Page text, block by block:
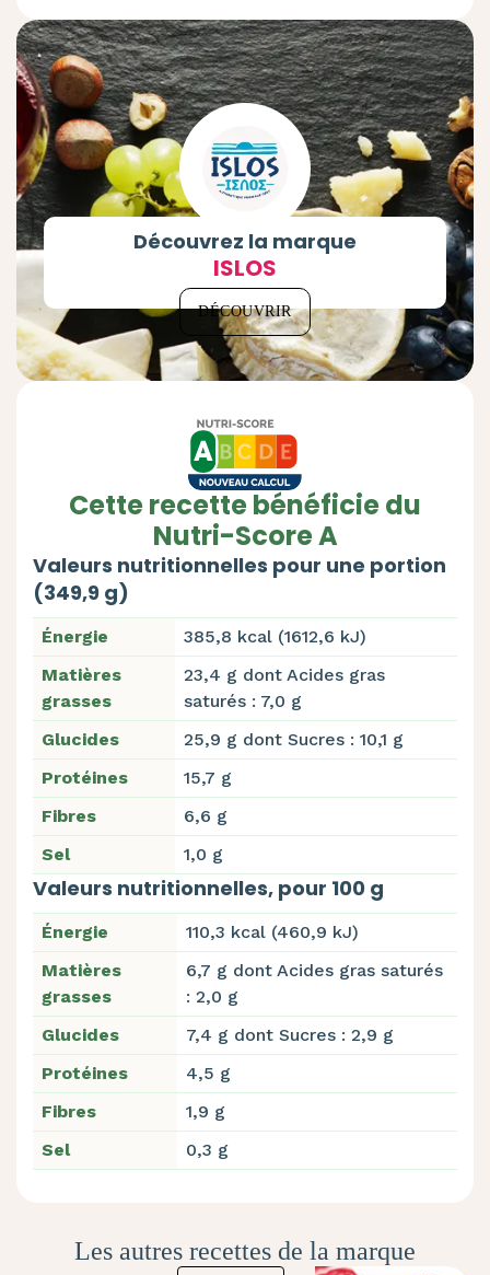
Découvrez la marque
ISLOS
DÉCOUVRIR
Cette recette bénéficie du
Nutri-Score A
Valeurs nutritionnelles pour une portion
(349,9 g)
Énergie
385,8 kcal (1612,6 kJ)
Matières
grasses
23,4 g dont Acides gras
saturés : 7,0 g
Glucides
25,9 g dont Sucres : 10,1 g
Protéines
15,7 g
Fibres
6,6 g
Sel
1,0 g
Valeurs nutritionnelles, pour 100 g
Énergie
110,3 kcal (460,9 kJ)
Matières
grasses
6,7 g dont Acides gras saturés
: 2,0 g
Glucides
7,4 g dont Sucres : 2,9 g
Protéines
4,5 g
Fibres
1,9 g
Sel
0,3 g
Les autres recettes de la marque